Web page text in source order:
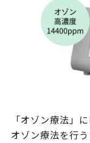
「オゾン療法」
オゾン療法を行